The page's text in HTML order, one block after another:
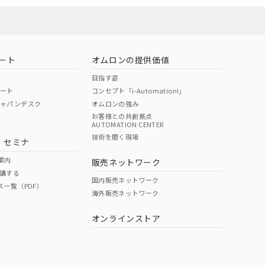
O O
ページへ
ください
ト
ト
パンデスク
セミナ
内
する
覧（PDF）
オムロンの提供価値
目指す姿
コンセプト「i-Automation!」
オムロンの強み
お客様との共創拠点
AUTOMATION CENTER
技術を磨く現場
販売ネットワーク
国内販売ネットワーク
海外販売ネットワーク
オンラインストア